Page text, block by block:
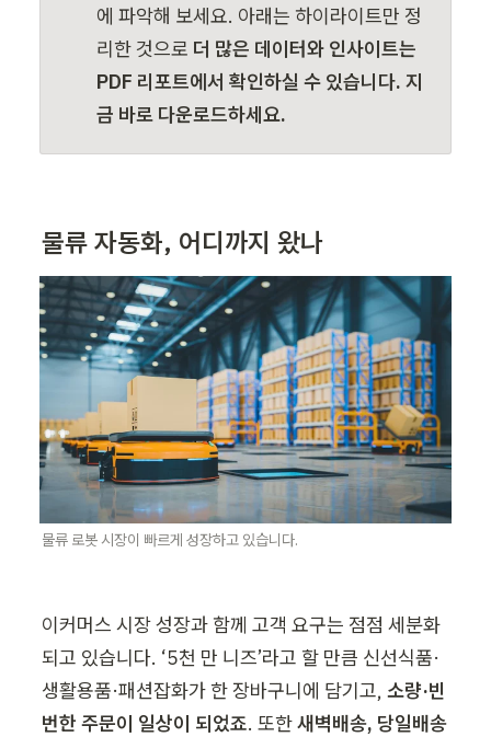
에 파악해 보세요. 아래는 하이라이트만 정
리한 것으로 더 많은 데이터와 인사이트는
PDF 리포트에서 확인하실 수 있습니다. 지
금 바로 다운로드하세요.
물류 자동화, 어디까지 왔나
물류 로봇 시장이 빠르게 성장하고 있습니다.
이커머스 시장 성장과 함께 고객 요구는 점점 세분화
되고 있습니다. ‘5천 만 니즈’라고 할 만큼 신선식품·
생활용품·패션잡화가 한 장바구니에 담기고, 소량·빈
번한 주문이 일상이 되었죠. 또한 새벽배송, 당일배송